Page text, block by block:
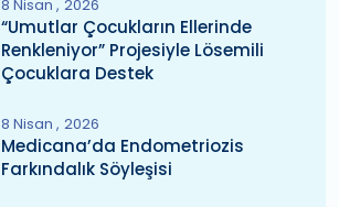
8 Nisan 2026
“Umutlar Çocukların Ellerinde
Renkleniyor” Projesiyle Lösemili
Çocuklara Destek
8 Nisan 2026
Medicana’da Endometriozis
Farkındalık Söyleşisi